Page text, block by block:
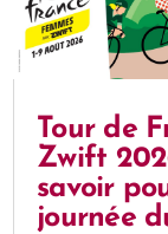
Tour de
Zwift
savoir
journée